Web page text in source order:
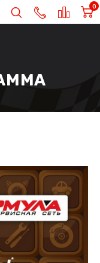
0